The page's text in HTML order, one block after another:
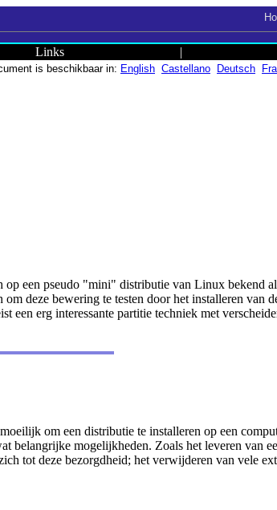
Links |
is beschikbaar in: English Castellano Deutsch
een pseudo "mini" distributie van Linux bekend
bewering te testen door het installeren van
erg interessante partitie techniek met
om een distributie te installeren op een
belangrijke mogelijkheden. Zoals het leveren van
tot deze bezorgdheid; het verwijderen van vele